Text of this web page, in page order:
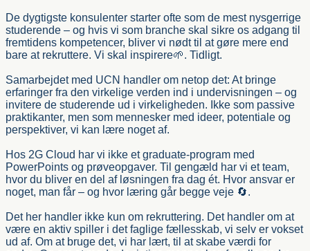
De dygtigste konsulenter starter ofte som de mest nysgerrige
studerende – og hvis vi som branche skal sikre os adgang til
fremtidens kompetencer, bliver vi nødt til at gøre mere end
bare at rekruttere. Vi skal inspirere🌱. Tidligt.
Samarbejdet med UCN handler om netop det: At bringe
erfaringer fra den virkelige verden ind i undervisningen – og
invitere de studerende ud i virkeligheden. Ikke som passive
praktikanter, men som mennesker med ideer, potentiale og
perspektiver, vi kan lære noget af.
Hos 2G Cloud har vi ikke et graduate-program med
PowerPoints og prøveopgaver. Til gengæld har vi et team,
hvor du bliver en del af løsningen fra dag ét. Hvor ansvar er
noget, man får – og hvor læring går begge veje 🔄️.
Det her handler ikke kun om rekruttering. Det handler om at
være en aktiv spiller i det faglige fællesskab, vi selv er vokset
ud af. Om at bruge det, vi har lært, til at skabe værdi for